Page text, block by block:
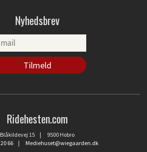
Nyhedsbrev
Ridehesten.com
Blåkildevej 15 | 9500 Hobro
66| Mediehuset@wiegaarden.dk